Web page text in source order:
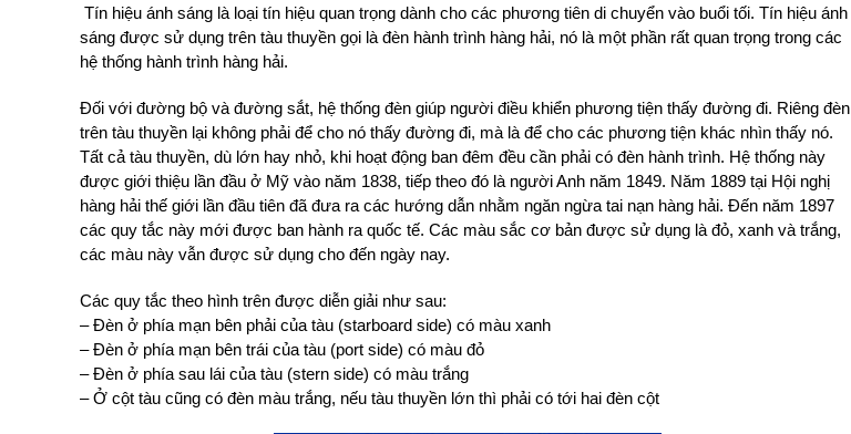
Tín hiệu ánh sáng là loại tín hiệu quan trọng dành cho các phương tiên di chuyển vào buổi tối. Tín hiệu ánh
sáng được sử dụng trên tàu thuyền gọi là đèn hành trình hàng hải, nó là một phần rất quan trọng trong các
hệ thống hành trình hàng hải.
Đối với đường bộ và đường sắt, hệ thống đèn giúp người điều khiển phương tiện thấy đường đi. Riêng đèn
trên tàu thuyền lại không phải để cho nó thấy đường đi, mà là để cho các phương tiện khác nhìn thấy nó.
Tất cả tàu thuyền, dù lớn hay nhỏ, khi hoạt động ban đêm đều cần phải có đèn hành trình. Hệ thống này
được giới thiệu lần đầu ở Mỹ vào năm 1838, tiếp theo đó là người Anh năm 1849. Năm 1889 tại Hội nghị
hàng hải thế giới lần đầu tiên đã đưa ra các hướng dẫn nhằm ngăn ngừa tai nạn hàng hải. Đến năm 1897
các quy tắc này mới được ban hành ra quốc tế. Các màu sắc cơ bản được sử dụng là đỏ, xanh và trắng,
các màu này vẫn được sử dụng cho đến ngày nay.
Các quy tắc theo hình trên được diễn giải như sau:
– Đèn ở phía mạn bên phải của tàu (starboard side) có màu xanh
– Đèn ở phía mạn bên trái của tàu (port side) có màu đỏ
– Đèn ở phía sau lái của tàu (stern side) có màu trắng
– Ở cột tàu cũng có đèn màu trắng, nếu tàu thuyền lớn thì phải có tới hai đèn cột